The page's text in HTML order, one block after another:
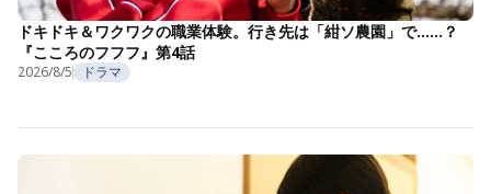
ドキドキ＆ワクワクの職業体験。行き先は「紺ソ農園」で……？
『こころのフフフ』第4話
2026/8/5 ドラマ